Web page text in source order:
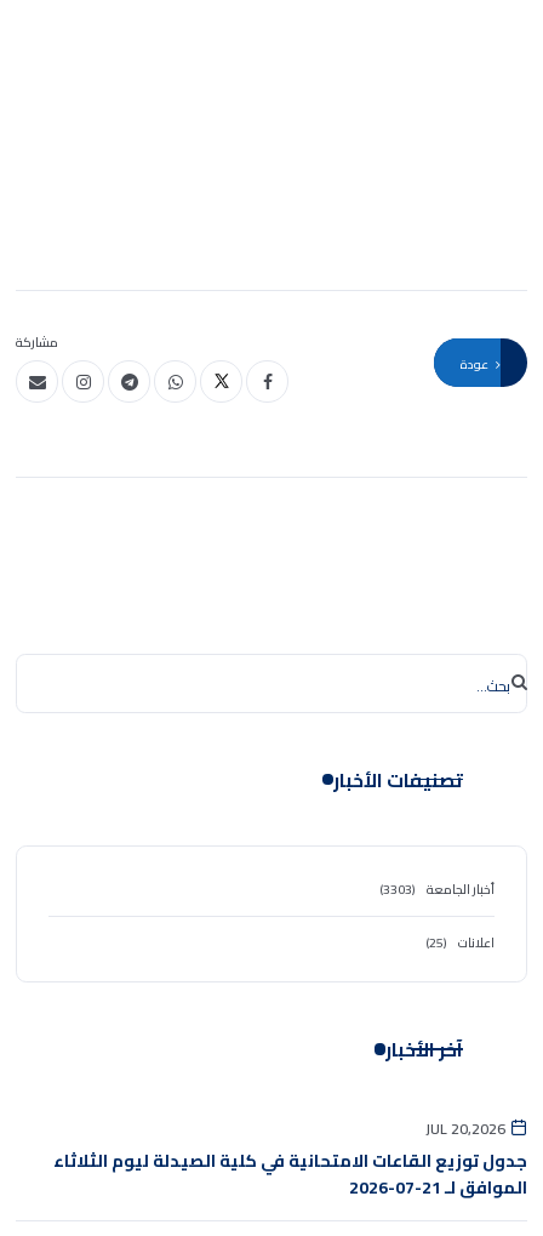
مشاركة
تصنيفات الأخبار
أخبار الجامعة (3303)
اعلانات (25)
آخر الأخبار
JUL 20,2026
جدول توزيع القاعات الامتحانية في كلية الصيدلة ليوم الثلاثاء
الموافق لـ 21-07-2026